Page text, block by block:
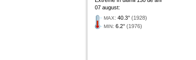
07 august:
MAX: 40.3° (1928)
MIN: 6.2° (1976)